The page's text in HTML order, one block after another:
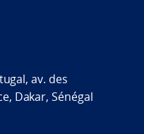
av. des
Dakar, Sénégal